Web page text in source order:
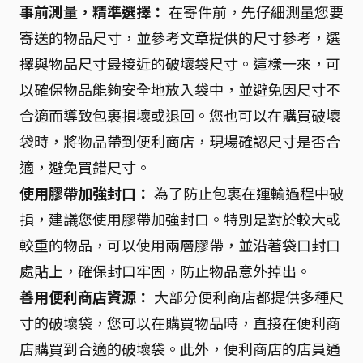
事前測量，精準選擇： 在寄件前，先仔細測量您要
寄送的物品尺寸，並參考文章提供的尺寸參考，選
擇與物品尺寸最接近的破壞袋尺寸。這樣一來，可
以確保物品能夠安全地放入袋中，並避免因尺寸不
合適而導致包裹損壞或退回。您也可以在購買破壞
袋時，將物品帶到便利商店，現場確認尺寸是否合
適，避免買錯尺寸。
使用膠帶加強封口： 為了防止包裹在運輸過程中破
損，建議您使用膠帶加強封口。特別是對於較大或
較重的物品，可以使用兩層膠帶，並沿著袋口封口
處貼上，確保封口牢固，防止物品意外掉出。
善用便利商店資源： 大部分便利商店都提供多種尺
寸的破壞袋，您可以在購買物品時，直接在便利商
店購買到合適的破壞袋。此外，便利商店的店員通